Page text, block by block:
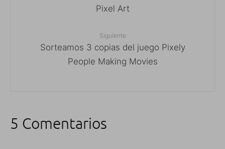
Pixel Art
Siguiente
Sorteamos 3 copias del juego Pixely
People Making Movies
5 Comentarios